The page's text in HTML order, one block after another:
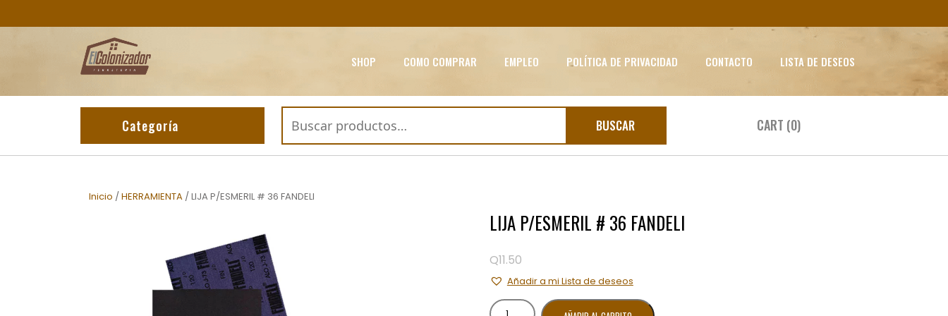
SHOP COMO COMPRAR EMPLEO POLÍTICA DE PRIVACIDAD CONTACTO LISTA DE DESEOS
Categoría
por:
BUSCAR CART (0)
Inicio /HERRAMIENTA / LIJA P/ESMERIL # 36 FANDELI
LIJA P/ESMERIL # 36 FANDELI
Q11.50
Añadir a mi Lista de deseos
LIJA